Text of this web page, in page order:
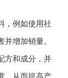
，例如使用社
增加销量。
方和成分，并
，从而提高产